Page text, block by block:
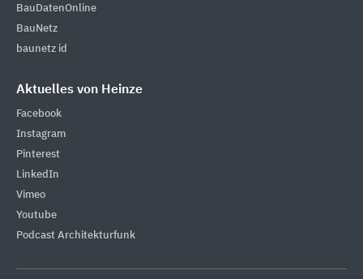
BauDatenOnline
BauNetz
baunetz id
Aktuelles von Heinze
Facebook
Instagram
Pinterest
LinkedIn
Vimeo
Youtube
Podcast Architekturfunk